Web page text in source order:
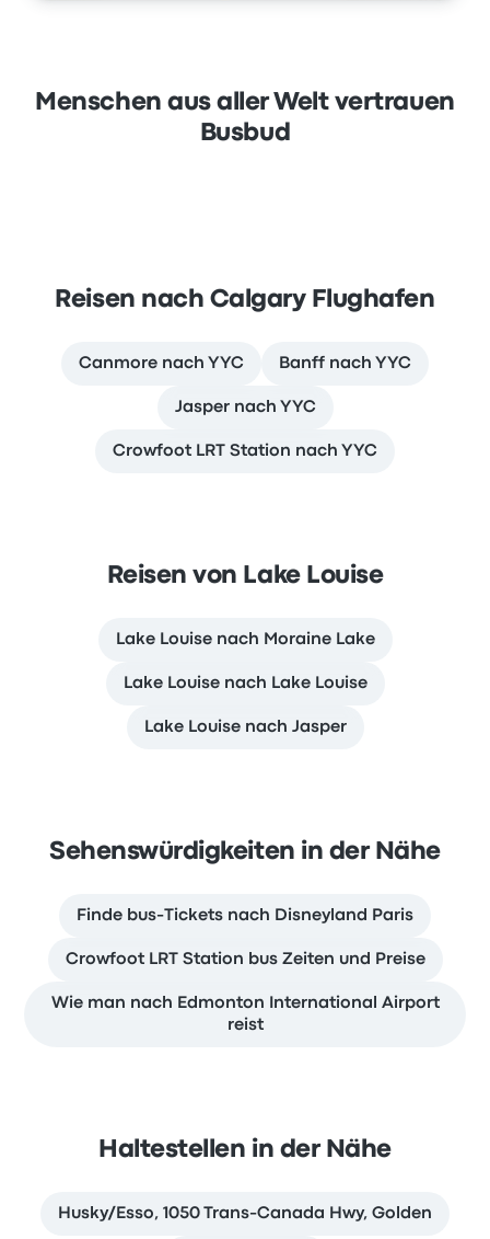
Menschen aus aller Welt vertrauen
Busbud
Reisen nach Calgary Flughafen
Canmore nach YYC Banff nach YYC
Jasper nach YYC
Crowfoot LRT Station nach YYC
Reisen von Lake Louise
Lake Louise nach Moraine Lake
Lake Louise nach Lake Louise
Lake Louise nach Jasper
Sehenswürdigkeiten in der Nähe
Finde bus-Tickets nach Disneyland Paris
Crowfoot LRT Station bus Zeiten und Preise
Wie man nach Edmonton International Airport
reist
Haltestellen in der Nähe
Husky/Esso, 1050 Trans-Canada Hwy, Golden